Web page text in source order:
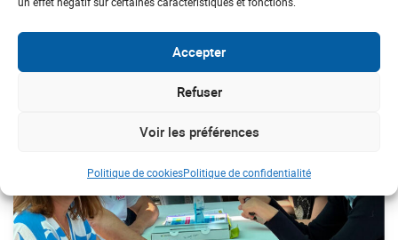
Accepter
Refuser
Voir les préférences
Politique de cookiesPolitique de confidentialité